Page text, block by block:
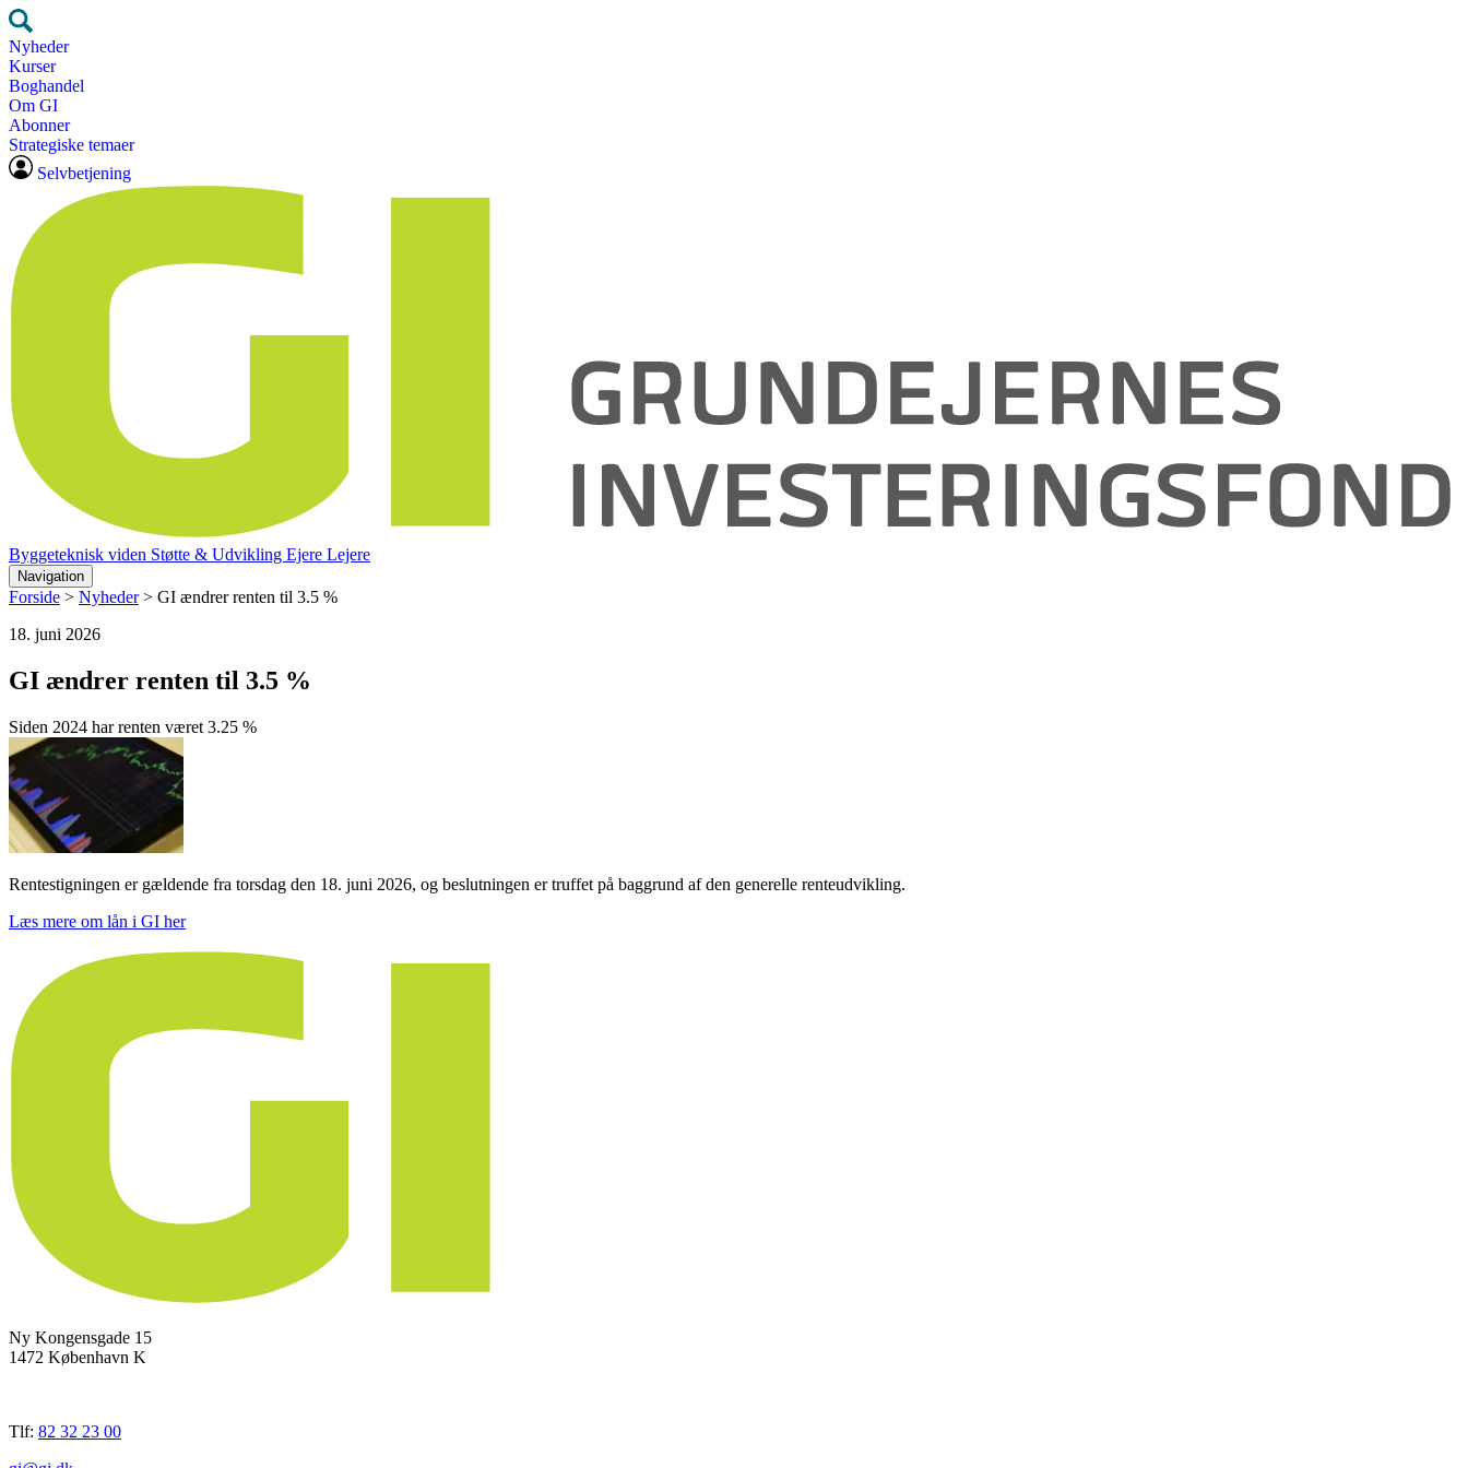
Nyheder
Kurser
Boghandel
Om GI
Abonner
Strategiske temaer
Selvbetjening
Byggeteknisk viden Støtte & Udvikling Ejere Lejere
Navigation
Forside > Nyheder > GI ændrer renten til 3.5 %
18. juni 2026
GI ændrer renten til 3.5 %
Siden 2024 har renten været 3.25 %
Rentestigningen er gældende fra torsdag den 18. juni 2026, og beslutningen er truffet på baggrund af den generelle renteudvikling.
Læs mere om lån i GI her
Ny Kongensgade 15
1472 København K
Tlf: 82 32 23 00